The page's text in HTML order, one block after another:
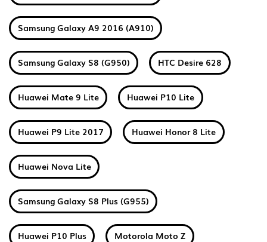
Samsung Galaxy A9 2016 (A910)
Samsung Galaxy S8 (G950) HTC Desire 628
Huawei Mate 9 Lite Huawei P10 Lite
Huawei P9 Lite 2017 Huawei Honor 8 Lite
Huawei Nova Lite
Samsung Galaxy S8 Plus (G955)
Huawei P10 Plus Motorola Moto Z